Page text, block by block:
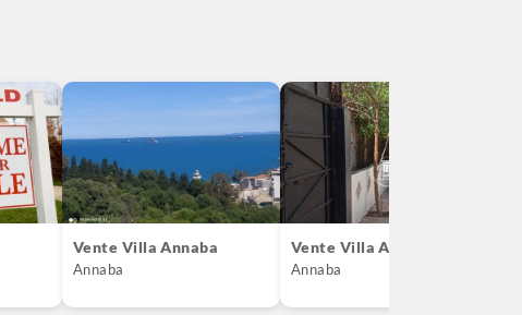
Vente Villa Annaba
Annaba
Vente Villa Annaba
Annaba